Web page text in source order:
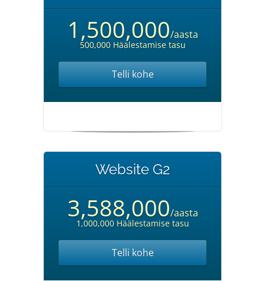
1,500,000/aasta
500,000 Häälestamise tasu
Telli kohe
Website G2
3,588,000/aasta
1,000,000 Häälestamise tasu
Telli kohe